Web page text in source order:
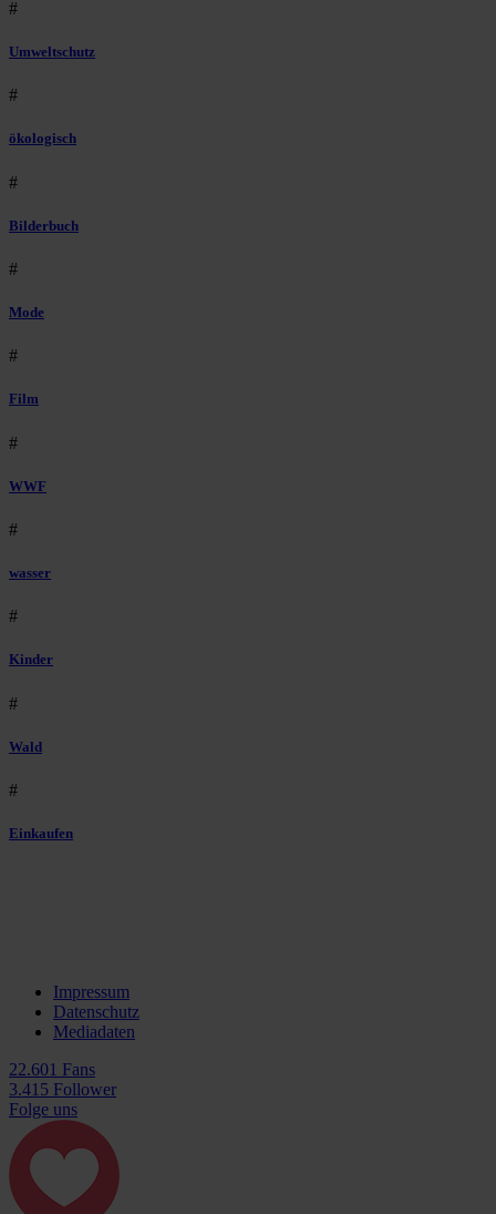
#
Umweltschutz
#
ökologisch
#
Bilderbuch
#
Mode
#
Film
#
WWF
#
wasser
#
Kinder
#
Wald
#
Einkaufen
Impressum
Datenschutz
Mediadaten
22.601 Fans
3.415 Follower
Folge uns